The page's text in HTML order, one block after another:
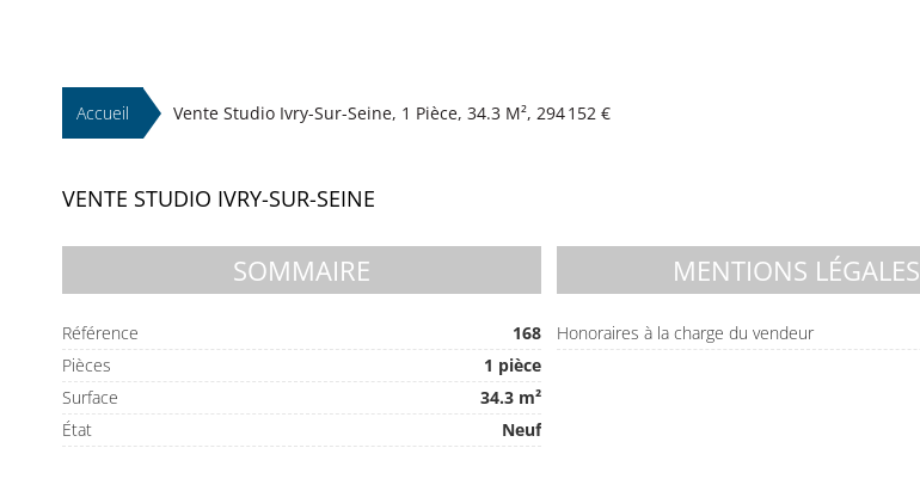
Accueil Vente Studio Ivry-Sur-Seine, 1 Pièce, 34.3 M², 294 152 €
VENTE STUDIO IVRY-SUR-SEINE
SOMMAIRE
Référence
168
Pièces
1 pièce
Surface
34.3 m²
État
Neuf
MENTIONS LÉGALES
Honoraires à la charge du vendeur